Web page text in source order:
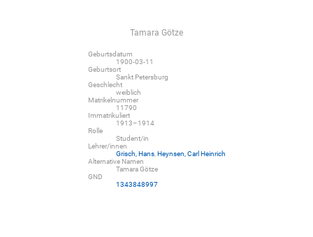
Tamara Götze
Geburtsdatum
1900-03-11
Geburtsort
Sankt Petersburg
Geschlecht
weiblich
Matrikelnummer
11790
Immatrikuliert
1913–1914
Rolle
Student/in
Lehrer/innen
Grisch, Hans, Heynsen, Carl Heinrich
Alternative Namen
Tamara Götze
GND
1343848997